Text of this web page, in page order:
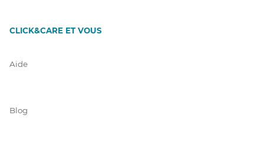
CLICK&CARE ET VOUS
Aide
Blog